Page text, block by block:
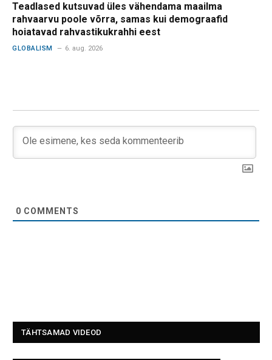
Teadlased kutsuvad üles vähendama maailma
rahvaarvu poole võrra, samas kui demograafid
hoiatavad rahvastikukrahhi eest
GLOBALISM 6. aug. 2026
0 COMMENTS
TÄHTSAMAD VIDEOD